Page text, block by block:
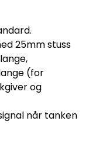
25mm stuss
(for
og
når tanken